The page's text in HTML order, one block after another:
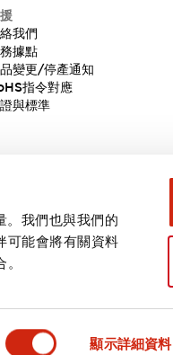
。我們也與我們的
可能會將有關資料
顯示詳細資料
件和檔案
我們
據點
變更/停產通知
指令對應
與標準